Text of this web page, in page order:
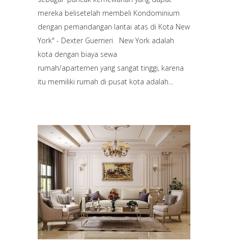
mereka belisetelah membeli Kondominium
dengan pemandangan lantai atas di Kota New
York" - Dexter Guerrieri New York adalah
kota dengan biaya sewa
rumah/apartemen yang sangat tinggi, karena
itu memiliki rumah di pusat kota adalah